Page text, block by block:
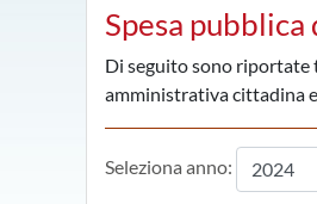
Spesa
Di seguito sono riportate
amministrativa cittadina
Seleziona anno: